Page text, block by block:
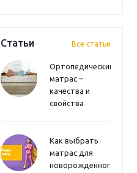
Статьи Все статьи
Ортопедический
матрас –
качества и
свойства
Как выбрать
матрас для
новорожденного?